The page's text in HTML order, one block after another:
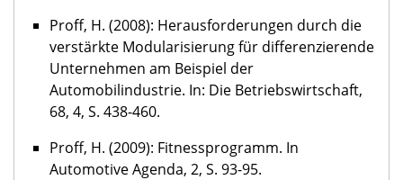
Proff, H. (2008): Herausforderungen durch die
verstärkte Modularisierung für differenzierende
Unternehmen am Beispiel der
Automobilindustrie. In: Die Betriebswirtschaft,
68, 4, S. 438-460.
Proff, H. (2009): Fitnessprogramm. In
Automotive Agenda, 2, S. 93-95.